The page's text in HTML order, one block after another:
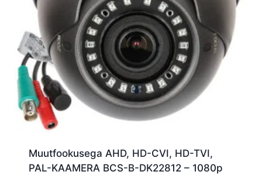
Muutfookusega AHD, HD-CVI, HD-TVI,
PAL-KAAMERA BCS-B-DK22812 – 1080p